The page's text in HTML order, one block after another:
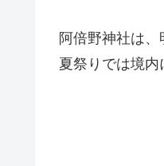
阿倍野神社は、
夏祭りでは境内